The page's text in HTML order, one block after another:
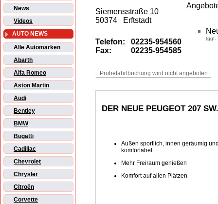
News
Videos
AUTO NEWS
Alle Automarken
Abarth
Alfa Romeo
Aston Martin
Audi
Bentley
BMW
Bugatti
Cadillac
Chevrolet
Chrysler
Citroën
Corvette
Siemensstraße 10
50374 Erftstadt
Telefon: 02235-954560
Fax:
02235-954585
(ggf.
DER NEUE PEUGEOT 207
Außen sportlich, innen geräumig
komfortabel
Mehr Freiraum genießen
Komfort auf allen Plätzen